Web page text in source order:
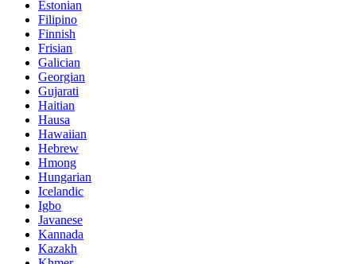
Estonian
Filipino
Finnish
Frisian
Galician
Georgian
Gujarati
Haitian
Hausa
Hawaiian
Hebrew
Hmong
Hungarian
Icelandic
Igbo
Javanese
Kannada
Kazakh